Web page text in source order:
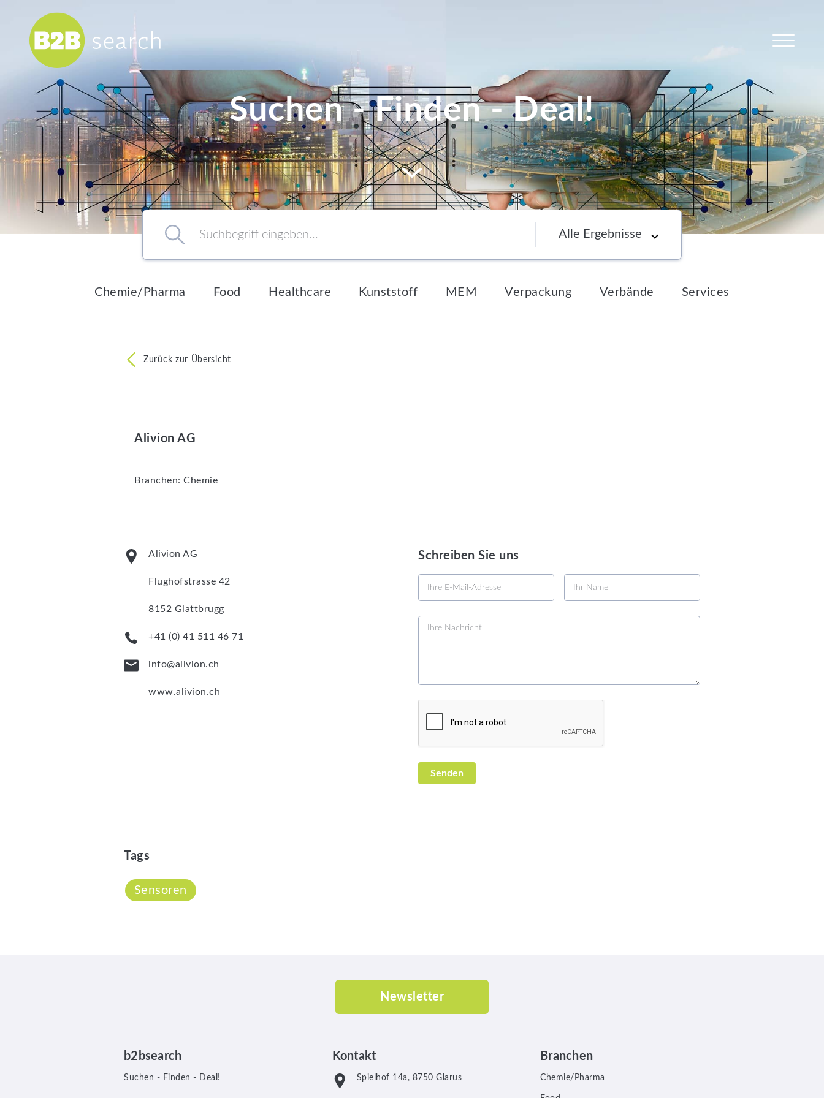
Chemie/Pharma
Food
Healthcare
Kunststoff
MEM
Verpackung
Verbände
Services
Newsletter
Suchen - Finden - Deal!
to content
Suchbegriff eingeben… Choose an option
Chemie/Pharma Food Healthcare Kunststoff MEM Verpackung Verbände Services
Zurück zur Übersicht
Alivion AG
Branchen: Chemie
Alivion AG
Flughofstrasse 42
8152 Glattbrugg
+41 (0) 41 511 46 71
info@alivion.ch
www.alivion.ch
Schreiben Sie uns
Tags
Sensoren
Newsletter
b2bsearch
Suchen - Finden - Deal!
Kontakt
Spielhof 14a, 8750 Glarus
Branchen
Chemie/Pharma